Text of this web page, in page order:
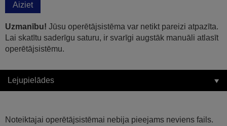
Aiziet
Uzmanību! Jūsu operētājsistēma var netikt pareizi atpazīta.
Lai skatītu saderīgu saturu, ir svarīgi augstāk manuāli atlasīt
operētājsistēmu.
Lejupielādes
Noteiktajai operētājsistēmai nebija pieejams neviens fails.